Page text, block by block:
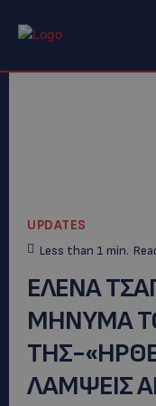
UPDATES
Less than 1 min.
ΕΛΕΝΑ
ΜΗΝΥΜΑ
ΤΗΣ-
ΛΑΜΨΕΙΣ